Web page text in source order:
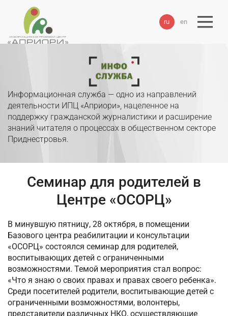
ru en
Информационная служба — одно из направлений
деятельности ИПЦ «Априори», нацеленное на
поддержку гражданской журналистики и расширение
знаний читателя о процессах в общественном секторе
Приднестровья.
Семинар для родителей в
Центре «ОСОРЦ»
В минувшую пятницу, 28 октября, в помещении
Базового центра реабилитации и консультации
«ОСОРЦ» состоялся семинар для родителей,
воспитывающих детей с ограниченными
возможностями. Темой мероприятия стал вопрос:
«Что я знаю о своих правах и правах своего ребенка».
Среди посетителей родители, воспитывающие детей с
ограниченными возможностями, волонтеры,
представители различных НКО, осуществляющие